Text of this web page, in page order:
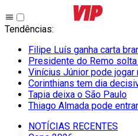
Tendências:
Filipe Luís ganha carta
Presidente do Remo solta
Vinícius Júnior pode jogar
Corinthians tem dia
Tapia deixa o São Paulo
Thiago Almada pode
NOTÍCIAS RECENTES